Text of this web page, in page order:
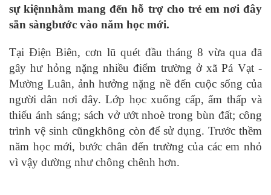
sự kiệnnhằm mang đến hỗ trợ cho trẻ em nơi đây
sẵn sàngbước vào năm học mới.
Tại Điện Biên, cơn lũ quét đầu tháng 8 vừa qua đã
gây hư hỏng nặng nhiều điểm trường ở xã Pá Vạt -
Mường Luân, ảnh hưởng nặng nề đến cuộc sống của
người dân nơi đây. Lớp học xuống cấp, ẩm thấp và
thiếu ánh sáng; sách vở ướt nhoè trong bùn đất; công
trình vệ sinh cũngkhông còn để sử dụng. Trước thềm
năm học mới, bước chân đến trường của các em nhỏ
vì vậy dường như chông chênh hơn.